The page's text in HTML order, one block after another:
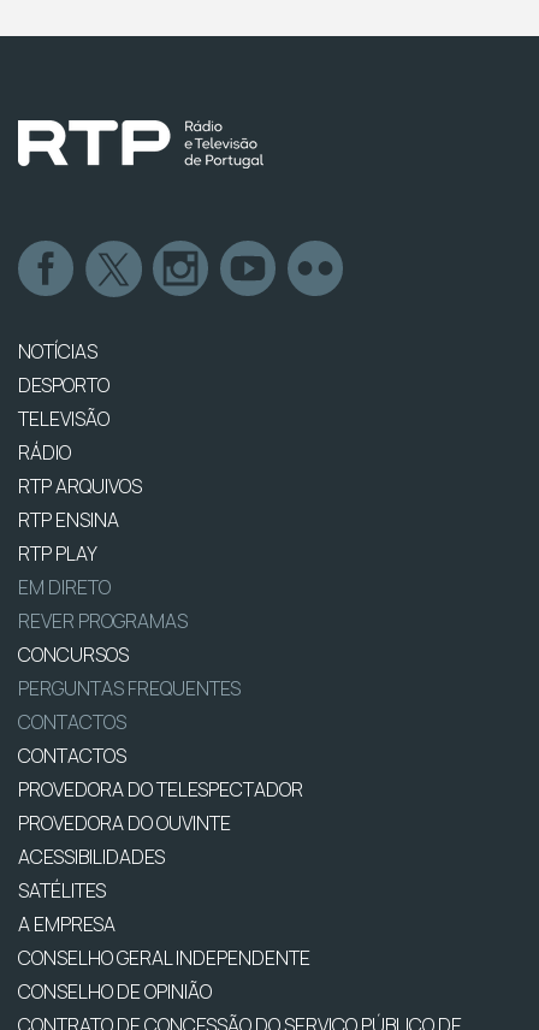
NOTÍCIAS
DESPORTO
TELEVISÃO
RÁDIO
RTP ARQUIVOS
RTP ENSINA
RTP PLAY
EM DIRETO
REVER PROGRAMAS
CONCURSOS
PERGUNTAS FREQUENTES
CONTACTOS
CONTACTOS
PROVEDORA DO TELESPECTADOR
PROVEDORA DO OUVINTE
ACESSIBILIDADES
SATÉLITES
A EMPRESA
CONSELHO GERAL INDEPENDENTE
CONSELHO DE OPINIÃO